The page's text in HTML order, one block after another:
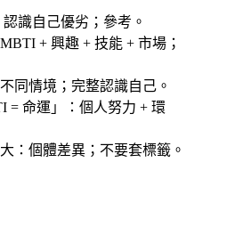
認識自己優劣；參考。
MBTI + 興趣 + 技能 + 市場；
不同情境；完整認識自己。
= 命運」
：個人努力 + 環
：個體差異；不要套標籤。